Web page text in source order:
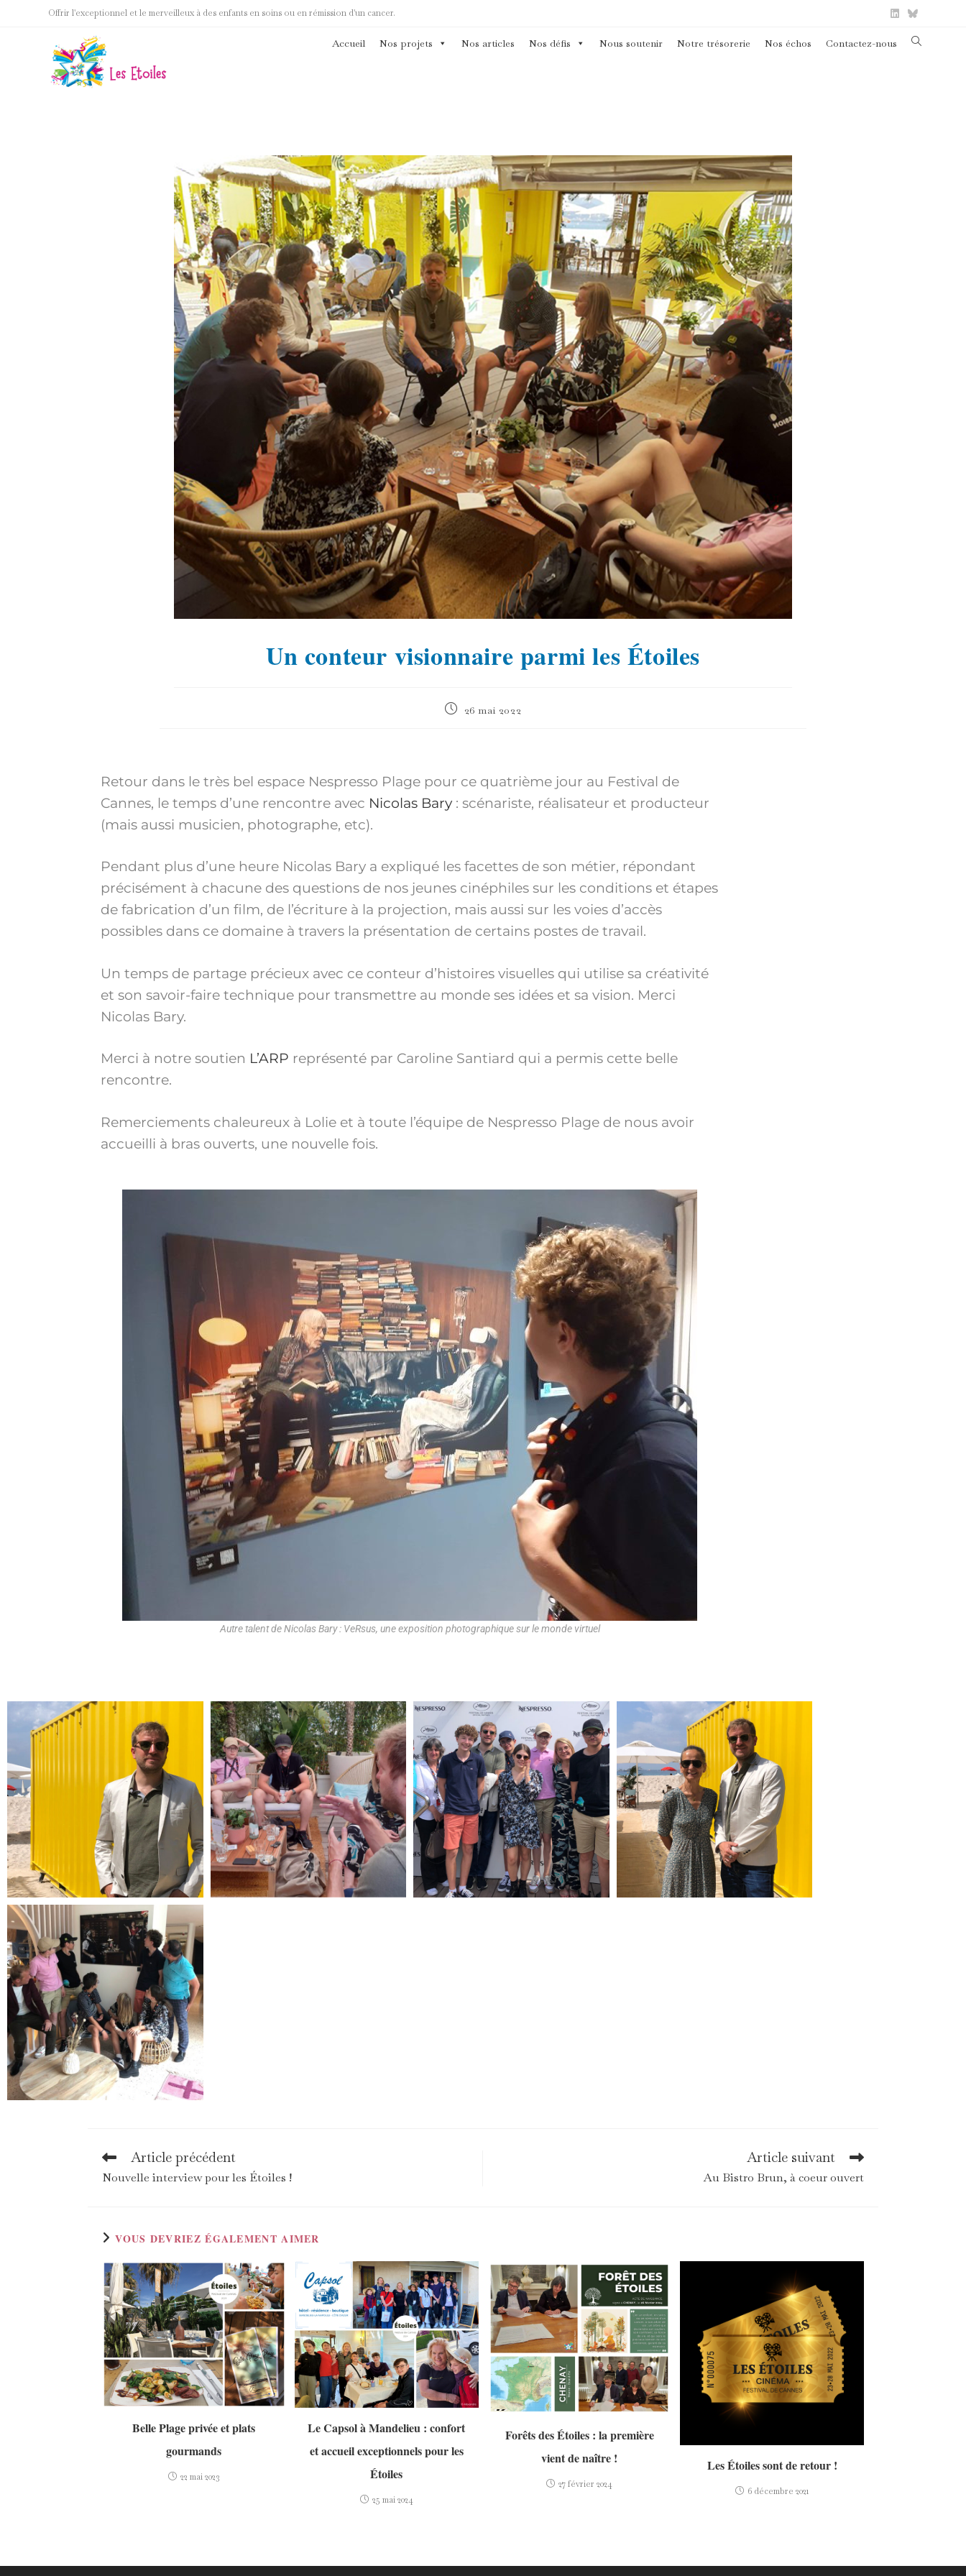
Offrir l'exceptionnel et le merveilleux à des enfants en soins ou en rémission d'un cancer.
Accueil Nos projets Nos articles Nos défis Nous soutenir Notre trésorerie Nos échos Contactez-nous
Un conteur visionnaire parmi les Étoiles
26 mai 2022
Retour dans le très bel espace Nespresso Plage pour ce quatrième jour au Festival de
Cannes, le temps d’une rencontre avec Nicolas Bary : scénariste, réalisateur et producteur
(mais aussi musicien, photographe, etc).
Pendant plus d’une heure Nicolas Bary a expliqué les facettes de son métier, répondant
précisément à chacune des questions de nos jeunes cinéphiles sur les conditions et étapes
de fabrication d’un film, de l’écriture à la projection, mais aussi sur les voies d’accès
possibles dans ce domaine à travers la présentation de certains postes de travail.
Un temps de partage précieux avec ce conteur d’histoires visuelles qui utilise sa créativité
et son savoir-faire technique pour transmettre au monde ses idées et sa vision. Merci
Nicolas Bary.
Merci à notre soutien L’ARP représenté par Caroline Santiard qui a permis cette belle
rencontre.
Remerciements chaleureux à Lolie et à toute l’équipe de Nespresso Plage de nous avoir
accueilli à bras ouverts, une nouvelle fois.
Autre talent de Nicolas Bary : VeRsus, une exposition photographique sur le monde virtuel
Article précédent
Nouvelle interview pour les Étoiles !
Article suivant
Au Bistro Brun, à coeur ouvert
VOUS DEVRIEZ ÉGALEMENT AIMER
Belle Plage privée et plats
gourmands
22 mai 2023
Le Capsol à Mandelieu : confort
et accueil exceptionnels pour les
Étoiles
25 mai 2024
Forêts des Étoiles : la première
vient de naître !
27 février 2024
Les Étoiles sont de retour !
6 décembre 2021